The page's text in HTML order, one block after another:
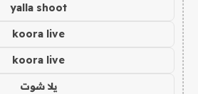
yalla shoot
koora live
koora live
يلا شوت